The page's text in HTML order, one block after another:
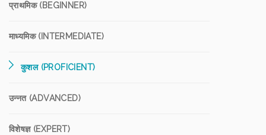
प्राथमिक (BEGINNER)
माध्यमिक (INTERMEDIATE)
कुशल (PROFICIENT)
उन्नत (ADVANCED)
विशेषज्ञ (EXPERT)